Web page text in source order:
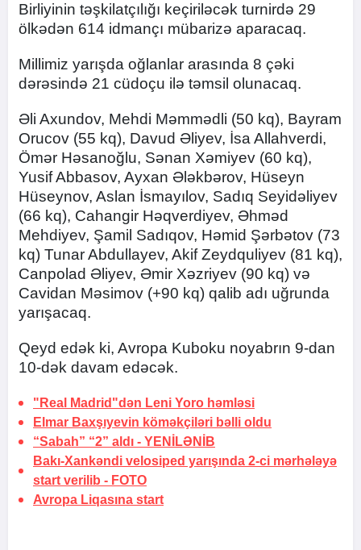
Birliyinin təşkilatçılığı keçiriləcək turnirdə 29
ölkədən 614 idmançı mübarizə aparacaq.
Millimiz yarışda oğlanlar arasında 8 çəki
dərəsində 21 cüdoçu ilə təmsil olunacaq.
Əli Axundov, Mehdi Məmmədli (50 kq), Bayram
Orucov (55 kq), Davud Əliyev, İsa Allahverdi,
Ömər Həsanoğlu, Sənan Xəmiyev (60 kq),
Yusif Abbasov, Ayxan Ələkbərov, Hüseyn
Hüseynov, Aslan İsmayılov, Sadıq Seyidəliyev
(66 kq), Cahangir Həqverdiyev, Əhməd
Mehdiyev, Şamil Sadıqov, Həmid Şərbətov (73
kq) Tunar Abdullayev, Akif Zeydquliyev (81 kq),
Canpolad Əliyev, Əmir Xəzriyev (90 kq) və
Cavidan Məsimov (+90 kq) qalib adı uğrunda
yarışacaq.
Qeyd edək ki, Avropa Kuboku noyabrın 9-dan
10-dək davam edəcək.
"Real Madrid"dən Leni Yoro həmləsi
Elmar Baxşıyevin köməkçiləri bəlli oldu
“Sabah” “2” aldı - YENİLƏNİB
Bakı-Xankəndi velosiped yarışında 2-ci mərhələyə
start verilib - FOTO
Avropa Liqasına start